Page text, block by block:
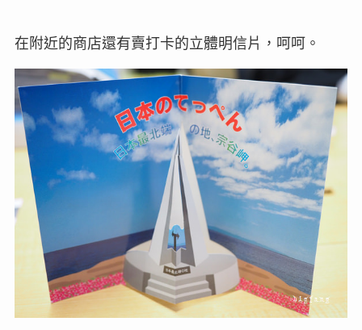
在附近的商店還有賣打卡的立體明信片，呵呵。